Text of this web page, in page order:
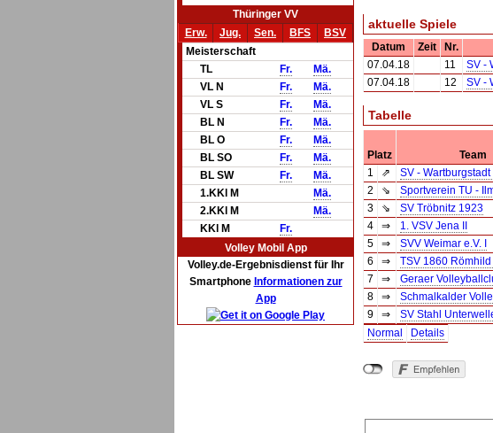
Thüringer VV
Erw.
Jug. Sen. BFS
BSV
Meisterschaft
TL
Fr.
Mä.
VL N
Fr.
Mä.
VL S
Fr.
Mä.
BL N
Fr.
Mä.
BL O
Fr.
Mä.
BL SO
Fr.
Mä.
BL SW
Fr.
Mä.
1.KKl M
Mä.
2.KKl M
Mä.
KKl M
Fr.
Volley Mobil App
Volley.de-Ergebnisdienst für Ihr
Smartphone Informationen zur
App
aktuelle Spiele
Datum Zeit Nr.
07.04.18
11 SV -
07.04.18
12 SV -
Tabelle
Platz
Team
1
⇗ SV - Wartburgstadt
2
⇘ Sportverein TU -
3
⇘ SV Tröbnitz 1923
4
⇒ 1. VSV Jena II
5
⇒ SVV Weimar e.V. I
6
⇒ TSV 1860 Römhild I
7
⇒ Geraer
8
⇒ Schmalkalder
9
⇒ SV Stahl
Normal
Details